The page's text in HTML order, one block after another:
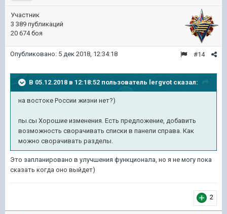
Участник
3 389 публикаций
20 674 боя
#14
Опубликовано: 5 дек 2018, 12:34:18
В 05.12.2018 в 12:18:52 пользователь lergvot сказал:
на востоке России жизни нет?)
пы.сы Хорошие изменения. Есть предложение, добавить
возможность сворачивать списки в панели справа. Как
можно сворачивать разделы.
Это запланировано в улучшения функционала, но я не могу пока
сказать когда оно выйдет)
2